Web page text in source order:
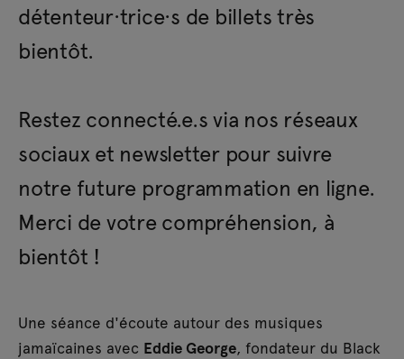
détenteur·trice·s de billets très
bientôt.
Restez connecté.e.s via nos réseaux
sociaux et newsletter pour suivre
notre future programmation en ligne.
Merci de votre compréhension, à
bientôt !
Une séance d'écoute autour des musiques
jamaïcaines avec Eddie George, fondateur du Black